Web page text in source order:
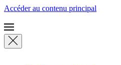
Accéder au contenu principal